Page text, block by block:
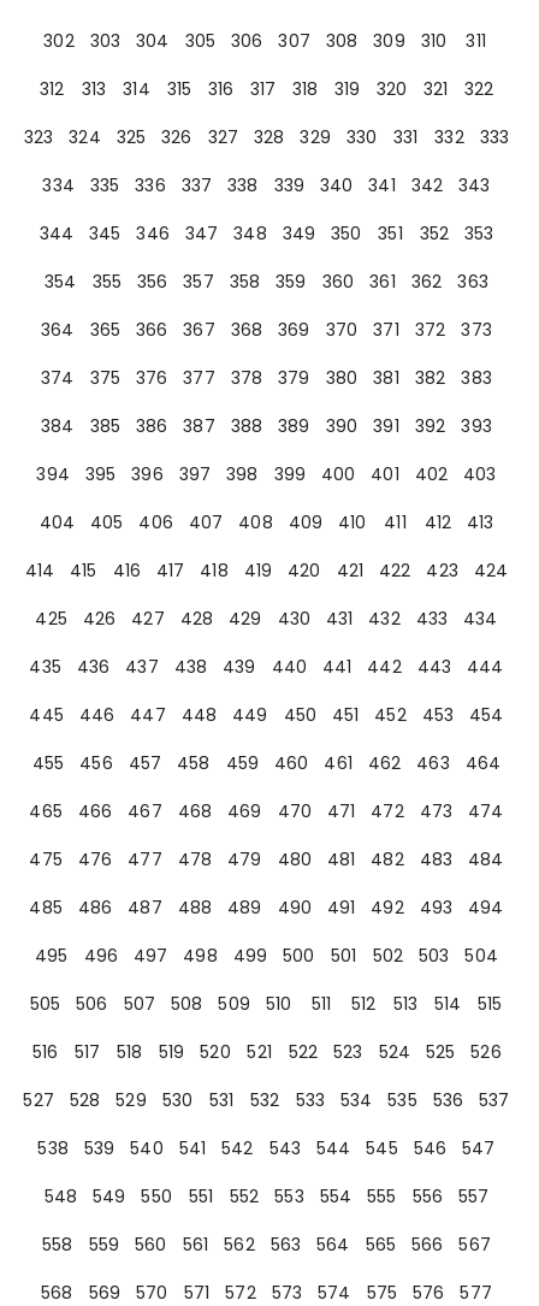
302
303 304 305 306 307 308 309 310
311
312
313 314 315 316 317 318 319 320 321
322
323
324 325 326 327 328 329 330 331 332
333
334
335 336 337 338 339 340 341 342
343
344
345 346 347 348 349 350 351 352
353
354
355 356 357 358 359 360 361 362
363
364
365 366 367 368 369 370 371 372
373
374
375 376 377 378 379 380 381 382
383
384
385 386 387 388 389 390 391 392
393
394
395 396 397 398 399 400 401 402
403
404
405 406 407 408 409 410 411 412
413
414
415 416 417 418 419 420 421 422 423
424
425
426 427 428 429 430 431 432 433
434
435
436 437 438 439 440 441 442 443
444
445
446 447 448 449 450 451 452 453
454
455
456 457 458 459 460 461 462 463
464
465
466 467 468 469 470 471 472 473
474
475
476 477 478 479 480 481 482 483
484
485
486 487 488 489 490 491 492 493
494
495
496 497 498 499 500 501 502 503
504
505
506 507 508 509 510 511 512 513 514
515
516
517 518 519 520 521 522 523 524 525
526
527
528 529 530 531 532 533 534 535 536
537
538
539 540 541 542 543 544 545 546
547
548
549 550 551 552 553 554 555 556
557
558
559 560 561 562 563 564 565 566
567
568
569 570 571 572 573 574 575 576
577